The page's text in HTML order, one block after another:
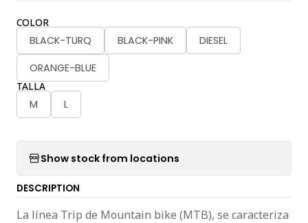
COLOR
BLACK-TURQ BLACK-PINK
DIESEL
ORANGE-BLUE
TALLA
M L
Show stock from locations
DESCRIPTION
La línea Trip de Mountain bike (MTB), se caracteriza